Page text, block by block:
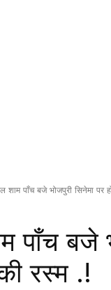
शाम पाँच बजे भोजपुरी सिनेमा पर
पाँच बजे
रस्म .!